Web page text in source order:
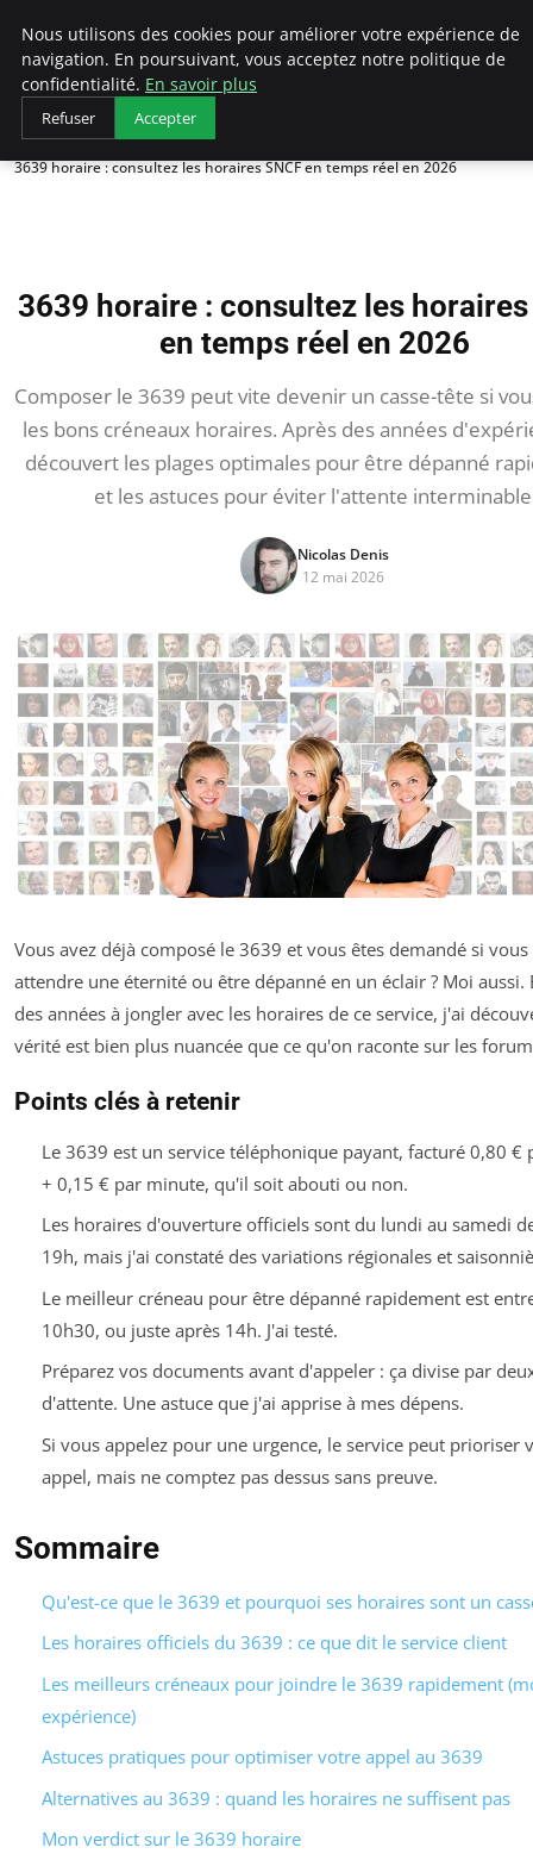
AIESEC France
Accueil
3639 horaire : consultez les horaires SNCF en temps réel en 2026
3639 horaire : consultez les horaires
en temps réel en 2026
Composer le 3639 peut vite devenir un casse-tête si
les bons créneaux horaires. Après des années
découvert les plages optimales pour être dépanné
et les astuces pour éviter l'attente
Nicolas Denis
12 mai 2026
Vous avez déjà composé le 3639 et vous êtes demandé si vous
attendre une éternité ou être dépanné en un éclair ? Moi aussi.
des années à jongler avec les horaires de ce service, j'ai
vérité est bien plus nuancée que ce qu'on raconte sur les
Points clés à retenir
Le 3639 est un service téléphonique payant, facturé 0,80 €
+ 0,15 € par minute, qu'il soit abouti ou non.
Les horaires d'ouverture officiels sont du lundi au samedi
19h, mais j'ai constaté des variations régionales et
Le meilleur créneau pour être dépanné rapidement est
10h30, ou juste après 14h. J'ai testé.
Préparez vos documents avant d'appeler : ça divise par
d'attente. Une astuce que j'ai apprise à mes dépens.
Si vous appelez pour une urgence, le service peut prioriser
appel, mais ne comptez pas dessus sans preuve.
Sommaire
Qu'est-ce que le 3639 et pourquoi ses horaires sont un
Les horaires officiels du 3639 : ce que dit le service client
Les meilleurs créneaux pour joindre le 3639 rapidement
expérience)
Astuces pratiques pour optimiser votre appel au 3639
Alternatives au 3639 : quand les horaires ne suffisent pas
Mon verdict sur le 3639 horaire
Nous utilisons des cookies pour améliorer votre expérience de
navigation. En poursuivant, vous acceptez notre politique de
confidentialité. En savoir plus
Refuser Accepter